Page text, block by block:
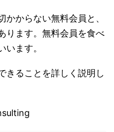
からない無料会員と、
ります。無料会員を食べ
います。
きることを詳しく説明し